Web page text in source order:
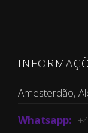
Amesterdão,
Whatsapp: